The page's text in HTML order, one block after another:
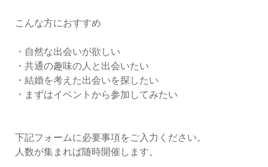
こんな方におすすめ
・自然な出会いが欲しい
・共通の趣味の人と出会いたい
・結婚を考えた出会いを探したい
・まずはイベントから参加してみたい
下記フォームに必要事項をご入力ください。
人数が集まれば随時開催します。